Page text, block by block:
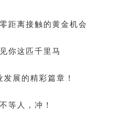
距离接触的黄金机会
你这匹千里马
展的精彩篇章！
等人，冲！